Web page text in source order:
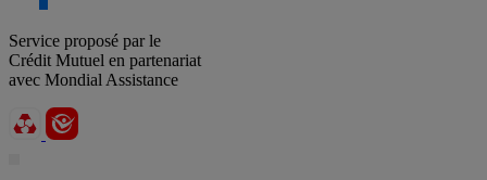
Service proposé par le
Crédit Mutuel en partenariat
avec Mondial Assistance